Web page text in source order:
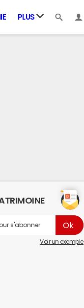
PLUS
Voir un exemple